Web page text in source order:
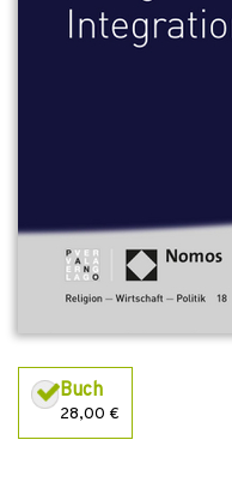
Buch
28,00 €